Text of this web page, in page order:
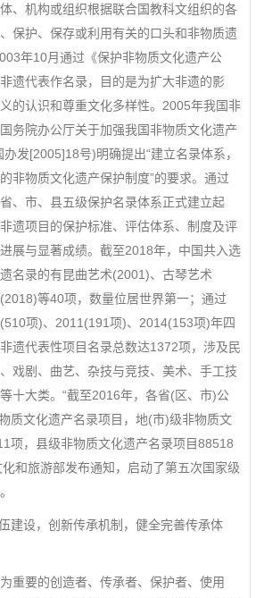
、机构或组织根据联合国教科文组织的各
护、保存或利用有关的口头和非物质遗
年10月通过《保护非物质文化遗产公
遗代表作名录，目的是为扩大非遗的影
的认识和尊重文化多样性。2005年我国非
务院办公厅关于加强我国非物质文化遗产
发[2005]18号)明确提出“建立名录体系，
非物质文化遗产保护制度”的要求。通过
、市、县五级保护名录体系正式建立起
遗项目的保护标准、评估体系、制度及评
展与显著成绩。截至2018年，中国共入选
名录的有昆曲艺术(2001)、古琴艺术
等40项，数量位居世界第一；通过
项)、2011(191项)、2014(153项)年四
遗代表性项目名录总数达1372项，涉及民
戏剧、曲艺、杂技与竞技、美术、手工技
十大类。“截至2016年，各省(区、市)公
质文化遗产名录项目，地(市)级非物质文
项，县级非物质文化遗产名录项目88518
和旅游部发布通知，启动了第五次国家级
设，创新传承机制，健全完善传承体
要的创造者、传承者、保护者、使用